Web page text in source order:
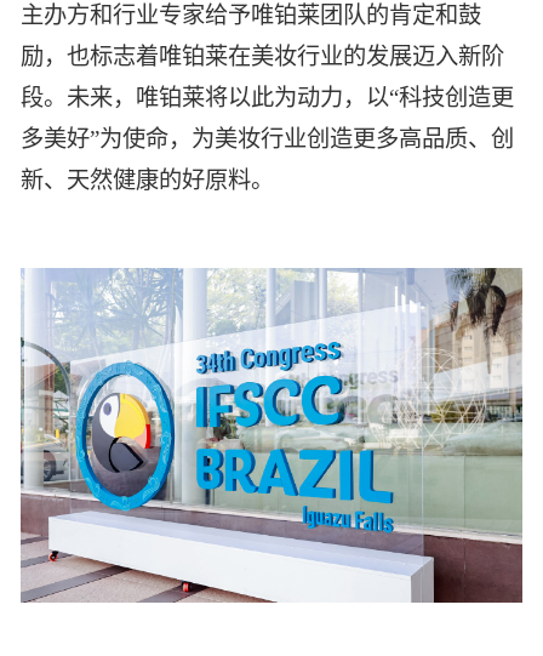
主办方和行业专家给予唯铂莱团队的肯定和鼓
励，也标志着唯铂莱在美妆行业的发展迈入新阶
段。未来，唯铂莱将以此为动力，以“科技创造更
多美好”为使命，为美妆行业创造更多高品质、创
新、天然健康的好原料。